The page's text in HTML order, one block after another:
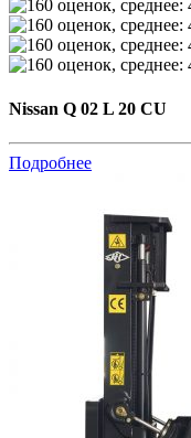
Nissan Q 02 L 20 CU
Подробнее